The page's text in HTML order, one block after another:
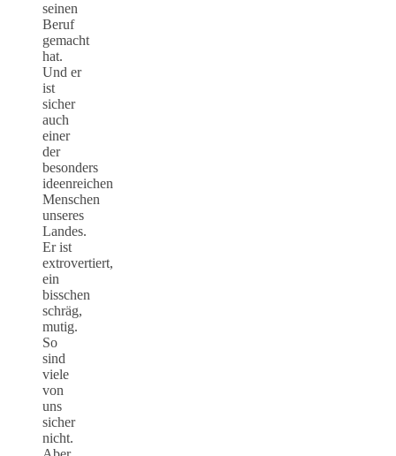
seinen
Beruf
gemacht
hat.
Und er
ist
sicher
auch
einer
der
besonders
ideenreichen
Menschen
unseres
Landes.
Er ist
extrovertiert,
ein
bisschen
schräg,
mutig.
So
sind
viele
von
uns
sicher
nicht.